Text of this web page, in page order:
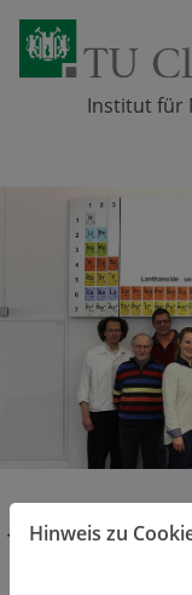
Zum Inhalt springen
Institut für
Über uns
Hinweis zu